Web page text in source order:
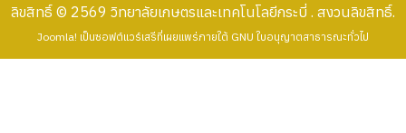
ลิขสิทธิ์ © 2569 วิทยาลัยเกษตรและเทคโนโลยีกระบี่ . สงวนลิขสิทธิ์.
Joomla! เป็นซอฟต์แวร์เสรีที่เผยแพร่ภายใต้ GNU ใบอนุญาตสาธารณะทั่วไป